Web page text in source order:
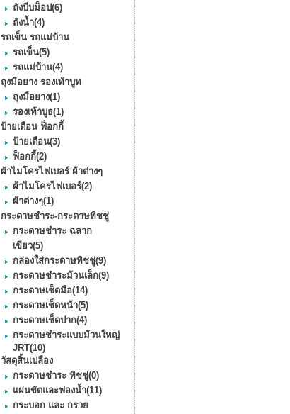
ถังบีบม็อป(6)
ถังน้ำ(4)
รถเข็น รถแม่บ้าน
รถเข็น(5)
รถแม่บ้าน(4)
ถุงมือยาง รองเท้าบูท
ถุงมือยาง(1)
รองเท้าบูธ(1)
ป้ายเตือน ฟ็อกกี้
ป้ายเตือน(3)
ฟ็อกกี้(2)
ผ้าไมโครไฟเบอร์ ผ้าต่างๆ
ผ้าไมโครไฟเบอร์(2)
ผ้าต่างๆ(1)
กระดาษชำระ-กระดาษทิชชู่
กระดาษชำระ ฉลาก
เขียว(5)
กล่องใส่กระดาษทิชชู่(9)
กระดาษชําระม้วนเล็ก(9)
กระดาษเช็ดมือ(14)
กระดาษเช็ดหน้า(5)
กระดาษเช็ดปาก(4)
กระดาษชำระแบบม้วนใหญ่
JRT(10)
วัสดุสิ้นเปลือง
กระดาษชำระ ทิชชู่(0)
แผ่นขัดและฟองน้ำ(11)
กระบอก และ กรวย